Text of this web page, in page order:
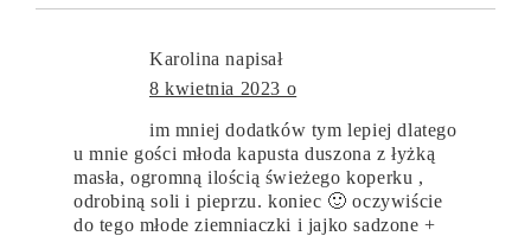
Karolina napisał
8 kwietnia 2023 o
im mniej dodatków tym lepiej dlatego
u mnie gości młoda kapusta duszona z łyżką
masła, ogromną ilością świeżego koperku ,
odrobiną soli i pieprzu. koniec 🙂 oczywiście
do tego młode ziemniaczki i jajko sadzone +